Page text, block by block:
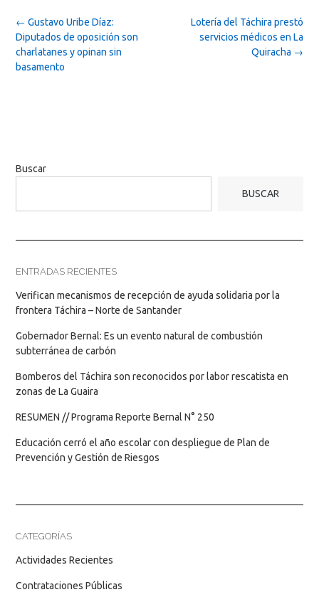
Post
navigation
Lotería del Táchira prestó
servicios médicos en La
Quiracha →
← Gustavo Uribe Díaz:
Diputados de oposición son
charlatanes y opinan sin
basamento
Buscar
BUSCAR
ENTRADAS RECIENTES
Verifican mecanismos de recepción de ayuda solidaria por la
frontera Táchira – Norte de Santander
Gobernador Bernal: Es un evento natural de combustión
subterránea de carbón
Bomberos del Táchira son reconocidos por labor rescatista en
zonas de La Guaira
RESUMEN // Programa Reporte Bernal N° 250
Educación cerró el año escolar con despliegue de Plan de
Prevención y Gestión de Riesgos
CATEGORÍAS
Actividades Recientes
Contrataciones Públicas